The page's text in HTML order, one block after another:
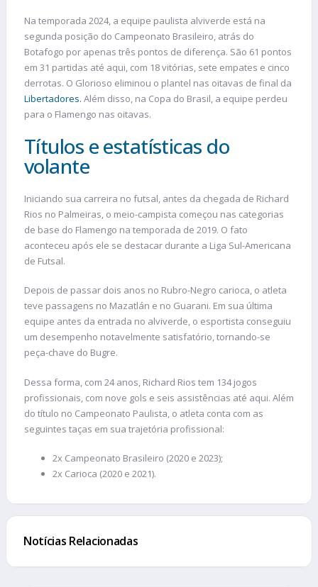
Na temporada 2024, a equipe paulista alviverde está na
segunda posição do Campeonato Brasileiro, atrás do
Botafogo por apenas três pontos de diferença. São 61 pontos
em 31 partidas até aqui, com 18 vitórias, sete empates e cinco
derrotas. O Glorioso eliminou o plantel nas oitavas de final da
Libertadores. Além disso, na Copa do Brasil, a equipe perdeu
para o Flamengo nas oitavas.
Títulos e estatísticas do
volante
Iniciando sua carreira no futsal, antes da chegada de Richard
Rios no Palmeiras, o meio-campista começou nas categorias
de base do Flamengo na temporada de 2019. O fato
aconteceu após ele se destacar durante a Liga Sul-Americana
de Futsal.
Depois de passar dois anos no Rubro-Negro carioca, o atleta
teve passagens no Mazatlán e no Guarani. Em sua última
equipe antes da entrada no alviverde, o esportista conseguiu
um desempenho notavelmente satisfatório, tornando-se
peça-chave do Bugre.
Dessa forma, com 24 anos, Richard Rios tem 134 jogos
profissionais, com nove gols e seis assistências até aqui. Além
do título no Campeonato Paulista, o atleta conta com as
seguintes taças em sua trajetória profissional:
2x Campeonato Brasileiro (2020 e 2023);
2x Carioca (2020 e 2021).
Notícias Relacionadas